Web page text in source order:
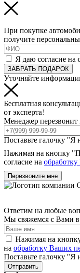
При покупке
получите
Я даю согласие на
ЗАБРАТЬ ПОДАРОК
Уточняйте
Бесплатная
от эксперта!
Менеджер
Поставьте галочку "Я
Нажимая на кнопку
согласие на
Перезвоните мне
Ответим на любые
Мы свяжемся с Вами в
Нажимая на
на обработку Ваших
Поставьте галочку "Я
Отправить